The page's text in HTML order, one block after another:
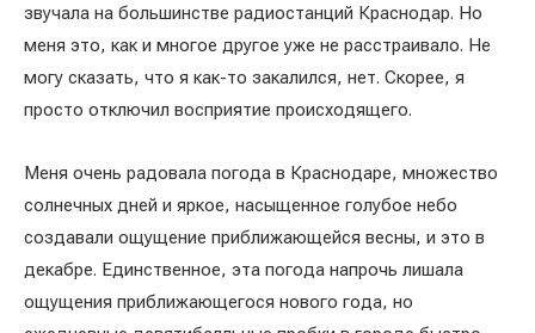
звучала на большинстве радиостанций Краснодар. Но
меня это, как и многое другое уже не расстраивало. Не
могу сказать, что я как-то закалился, нет. Скорее, я
просто отключил восприятие происходящего.
Меня очень радовала погода в Краснодаре, множество
солнечных дней и яркое, насыщенное голубое небо
создавали ощущение приближающейся весны, и это в
декабре. Единственное, эта погода напрочь лишала
ощущения приближающегося нового года, но